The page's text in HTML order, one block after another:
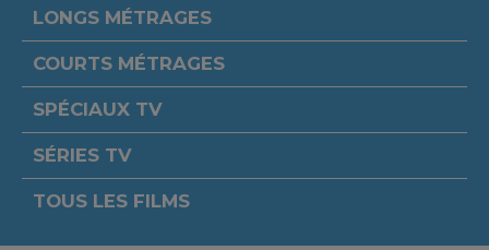
LONGS MÉTRAGES
COURTS MÉTRAGES
SPÉCIAUX TV
SÉRIES TV
TOUS LES FILMS